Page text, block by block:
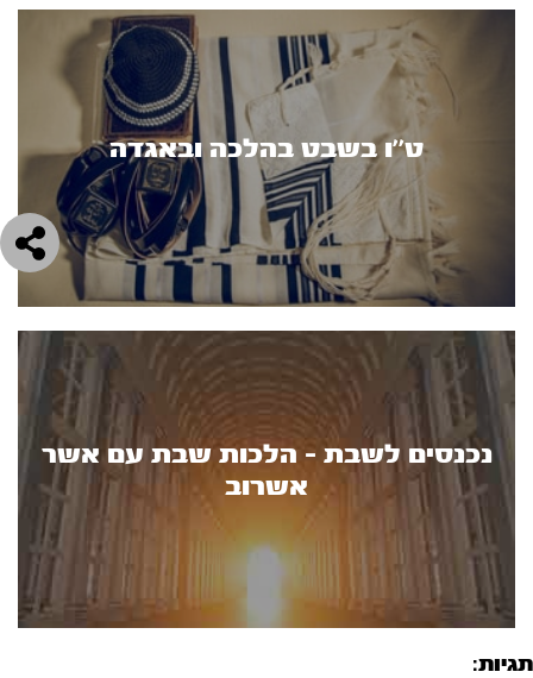
ט’’ו בשבט בהלכה ובאגדה
נכנסים לשבת - הלכות שבת עם אשר
אשרוב
תגיות: